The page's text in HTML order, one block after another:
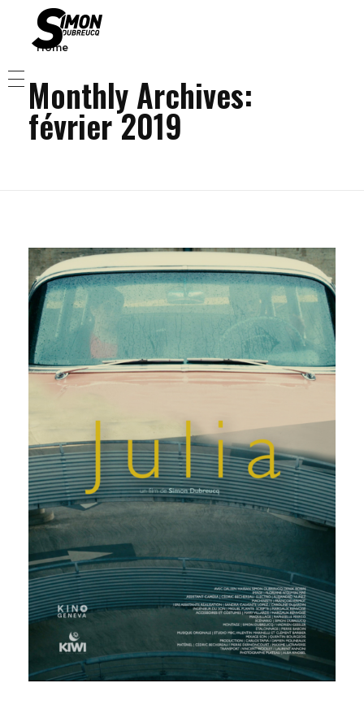
Simon Dubreucq
BIO
CONTACT
Home
Monthly Archives:
février 2019